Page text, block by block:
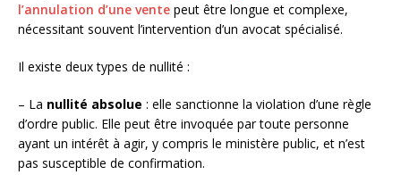
l’annulation d’une vente peut être longue et complexe,
nécessitant souvent l’intervention d’un avocat spécialisé.
Il existe deux types de nullité :
– La nullité absolue : elle sanctionne la violation d’une règle
d’ordre public. Elle peut être invoquée par toute personne
ayant un intérêt à agir, y compris le ministère public, et n’est
pas susceptible de confirmation.